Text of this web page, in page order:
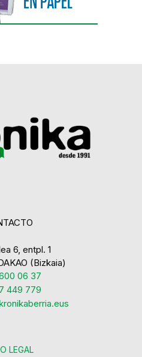
6, entpl. 1
(Bizkaia)
06 37
449 779
LEGAL